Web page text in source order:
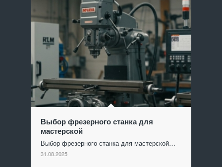
Выбор фрезерного станка для
мастерской
Выбор фрезерного станка для мастерской…
31.08.2025